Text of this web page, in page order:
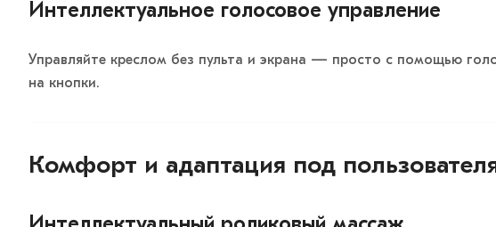
Интеллектуальное голосовое управление
Управляйте креслом без пульта и экрана — просто с помощью
на кнопки.
Комфорт и адаптация под